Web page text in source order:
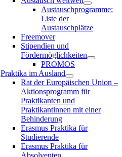
Austauschprogramme:
Liste der
Austauschplätze
Freemover
Stipendien und
Fördermöglichkeiten
PROMOS
Praktika im Ausland
Rat der Europäischen Union –
Aktionsprogramm für
Praktikanten und
Praktikantinnen mit einer
Behinderung
Erasmus Praktika für
Studierende
Erasmus Praktika für
Absolventen